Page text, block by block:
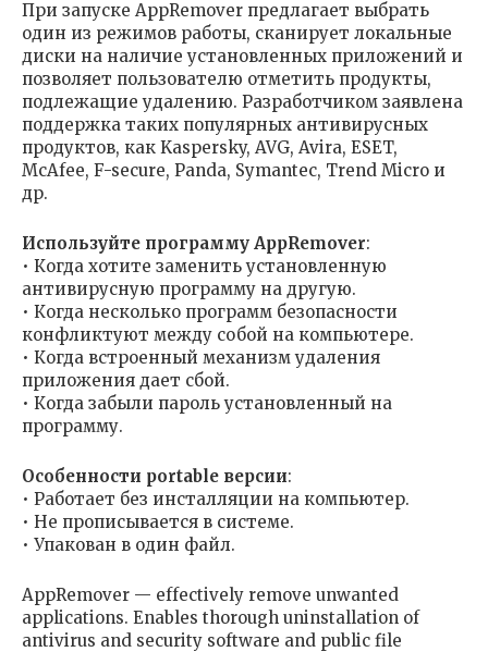
При запуске AppRemover предлагает выбрать
один из режимов работы, сканирует локальные
диски на наличие установленных приложений и
позволяет пользователю отметить продукты,
подлежащие удалению. Разработчиком заявлена
поддержка таких популярных антивирусных
продуктов, как Kaspersky, AVG, Avira, ESET,
McAfee, F-secure, Panda, Symantec, Trend Micro и
др.
Используйте программу AppRemover:
• Когда хотите заменить установленную
антивирусную программу на другую.
• Когда несколько программ безопасности
конфликтуют между собой на компьютере.
• Когда встроенный механизм удаления
приложения дает сбой.
• Когда забыли пароль установленный на
программу.
Особенности portable версии:
• Работает без инсталляции на компьютер.
• Не прописывается в системе.
• Упакован в один файл.
AppRemover — effectively remove unwanted
applications. Enables thorough uninstallation of
antivirus and security software and public file